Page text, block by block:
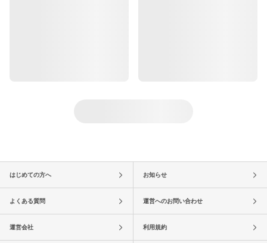
はじめての方へ お知らせ
よくある質問 運営へのお問い合わせ
運営会社 利用規約